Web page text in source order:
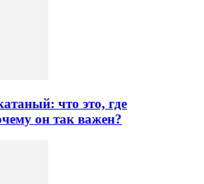
что это, где
он так важен?